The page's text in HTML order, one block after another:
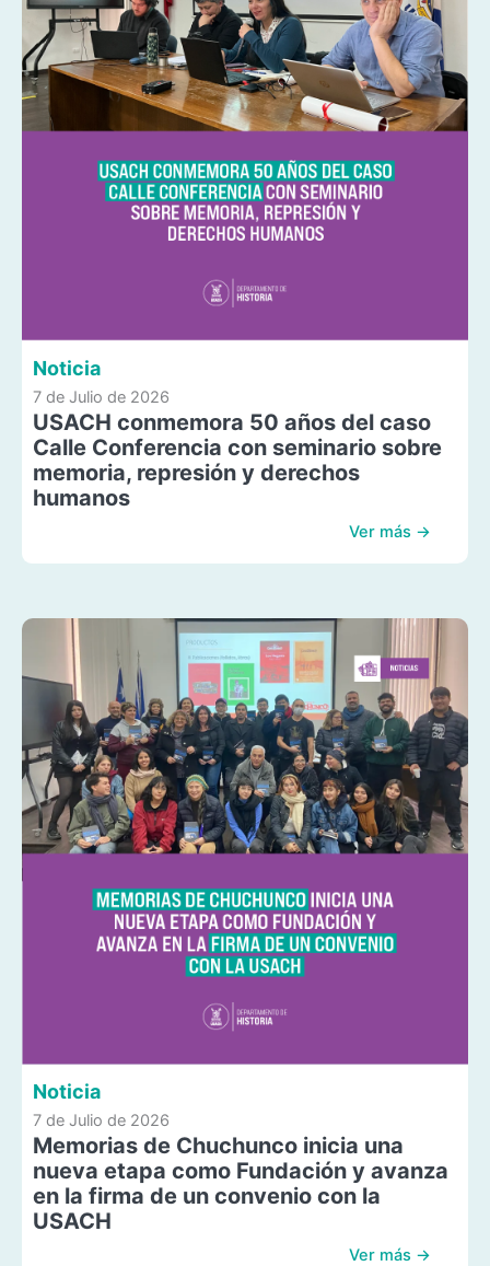
Noticia
7 de Julio de 2026
USACH conmemora 50 años del caso
Calle Conferencia con seminario sobre
memoria, represión y derechos
humanos
Ver más →
Noticia
7 de Julio de 2026
Memorias de Chuchunco inicia una
nueva etapa como Fundación y avanza
en la firma de un convenio con la
USACH
Ver más →